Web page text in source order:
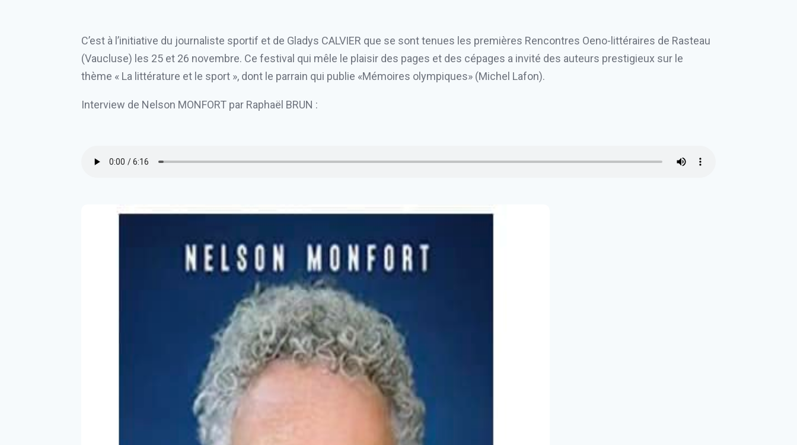
C’est à l’initiative du journaliste sportif et de Gladys CALVIER que se sont tenues les premières Rencontres Oeno-littéraires de Rasteau
(Vaucluse) les 25 et 26 novembre. Ce festival qui mêle le plaisir des pages et des cépages a invité des auteurs prestigieux sur le
thème « La littérature et le sport », dont le parrain qui publie «Mémoires olympiques» (Michel Lafon).
Interview de Nelson MONFORT par Raphaël BRUN :